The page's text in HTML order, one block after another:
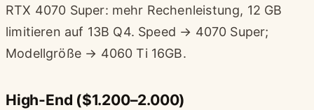
RTX 4070 Super: mehr Rechenleistung, 12 GB
limitieren auf 13B Q4. Speed → 4070 Super;
Modellgröße → 4060 Ti 16GB.
High-End ($1.200–2.000)